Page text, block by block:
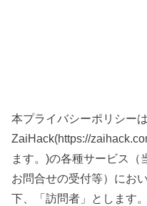
本プライバシーポリシーは
ZaiHack(https://
ます。)の各種サービス（
お問合せの受付等）にお
下、「訪問者」とします